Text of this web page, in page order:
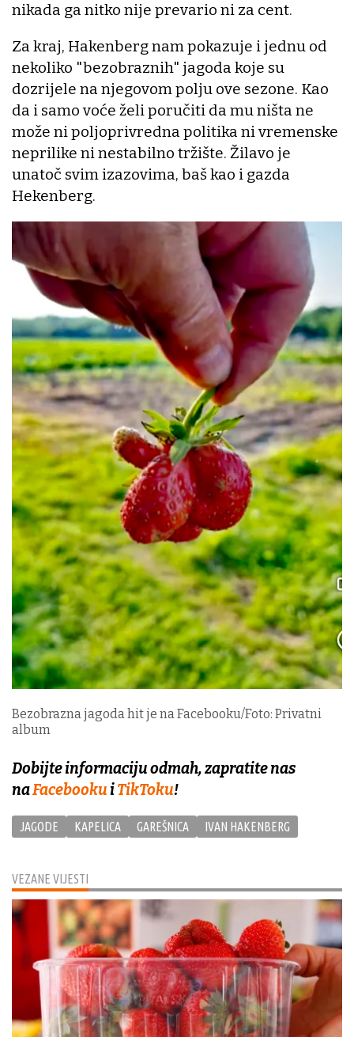
VEZANE VIJESTI
nikada ga nitko nije prevario ni za cent.
Za kraj, Hakenberg nam pokazuje i jednu od
nekoliko "bezobraznih" jagoda koje su
dozrijele na njegovom polju ove sezone. Kao
da i samo voće želi poručiti da mu ništa ne
može ni poljoprivredna politika ni vremenske
neprilike ni nestabilno tržište. Žilavo je
unatoč svim izazovima, baš kao i gazda
Hekenberg.
Bezobrazna jagoda hit je na Facebooku/Foto: Privatni
album
Dobijte informaciju odmah, zapratite nas
naFacebookuiTikToku!
JAGODE KAPELICA GAREŠNICA IVAN HAKENBERG